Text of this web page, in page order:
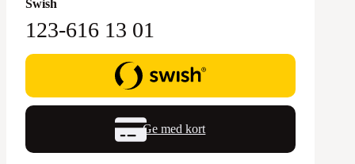
Swish
123-616 13 01
Ge med kort